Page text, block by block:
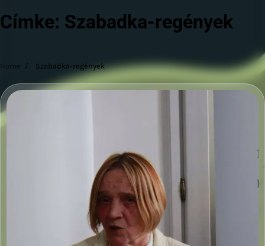
Címke: Szabadka-regények
Home Szabadka-regények